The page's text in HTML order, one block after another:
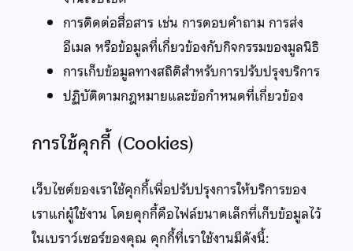
การติดต่อสื่อสาร เช่น การตอบคำถาม การส่ง
อีเมล หรือข้อมูลที่เกี่ยวข้องกับกิจกรรมของมูลนิธิ
การเก็บข้อมูลทางสถิติสำหรับการปรับปรุงบริการ
ปฏิบัติตามกฎหมายและข้อกำหนดที่เกี่ยวข้อง
การใช้คุกกี้ (Cookies)
เว็บไซต์ของเราใช้คุกกี้เพื่อปรับปรุงการให้บริการของ
เราแก่ผู้ใช้งาน โดยคุกกี้คือไฟล์ขนาดเล็กที่เก็บข้อมูลไว้
ในเบราว์เซอร์ของคุณ คุกกี้ที่เราใช้งานมีดังนี้: